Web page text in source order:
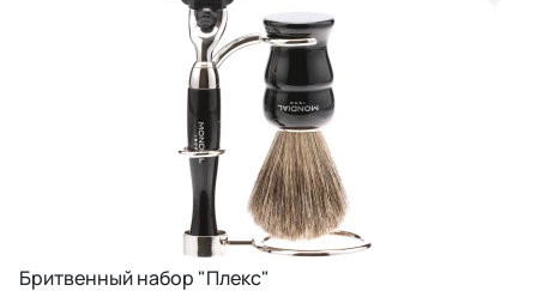
Бритвенный набор "Плекс"